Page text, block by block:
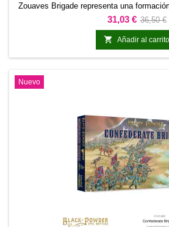
Zouaves Brigade representa una
para Black Powder - Epic Battles
incorpora una formación móvil y
colección.Puede utilizarse para
fuerzas históricas o
Precio
31,03 € Precio
base
36,50 €
 Añadir al carrito
Nuevo